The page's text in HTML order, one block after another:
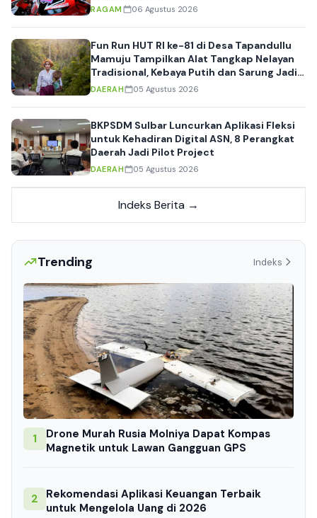
RAGAM 06 Agustus 2026
Fun Run HUT RI ke-81 di Desa Tapandullu
Mamuju Tampilkan Alat Tangkap Nelayan
Tradisional, Kebaya Putih dan Sarung Jadi
Daya Tarik
DAERAH 05 Agustus 2026
BKPSDM Sulbar Luncurkan Aplikasi Fleksi
untuk Kehadiran Digital ASN, 8 Perangkat
Daerah Jadi Pilot Project
DAERAH 05 Agustus 2026
Indeks Berita →
Trending Indeks
1
Drone Murah Rusia Molniya Dapat Kompas
Magnetik untuk Lawan Gangguan GPS
2
Rekomendasi Aplikasi Keuangan Terbaik
untuk Mengelola Uang di 2026